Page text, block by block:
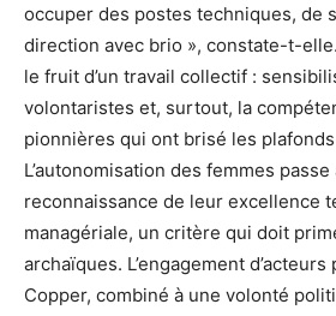
occuper des postes techniques, de
direction avec brio », constate-t-
le fruit d’un travail collectif :
volontaristes et, surtout, la
pionnières qui ont brisé les
L’autonomisation des femmes
reconnaissance de leur excellence
managériale, un critère qui doit
archaïques. L’engagement
Copper, combiné à une volonté